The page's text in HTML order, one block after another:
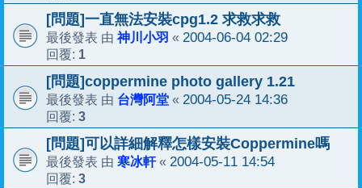
[問題]一直無法安裝cpg1.2 求救求救
最後發表 由 神川小羽 « 2004-06-04 02:29
回覆: 1
[問題]coppermine photo gallery 1.21
最後發表 由 台灣阿堂 « 2004-05-24 14:36
回覆: 3
[問題]可以詳細解釋怎樣安裝Coppermine嗎
最後發表 由 寒冰軒« 2004-05-11 14:54
回覆: 3